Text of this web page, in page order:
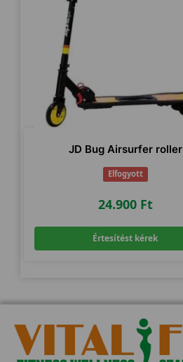
JD Bug Airsurfer roller
Elfogyott
24.900 Ft
Értesítést kérek